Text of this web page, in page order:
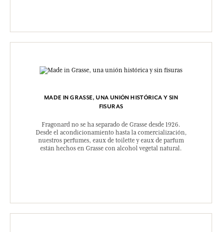
MADE IN GRASSE, UNA UNIÓN HISTÓRICA Y SIN
FISURAS
Fragonard no se ha separado de Grasse desde 1926.
Desde el acondicionamiento hasta la comercialización,
nuestros perfumes, eaux de toilette y eaux de parfum
están hechos en Grasse con alcohol vegetal natural.